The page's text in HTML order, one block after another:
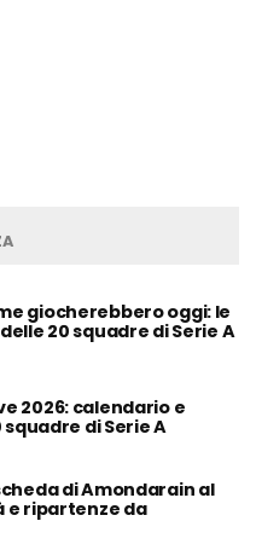
giocherebbero oggi: le
20 squadre di Serie A
2026: calendario e
di Serie A
di Amondarain al
e ripartenze da